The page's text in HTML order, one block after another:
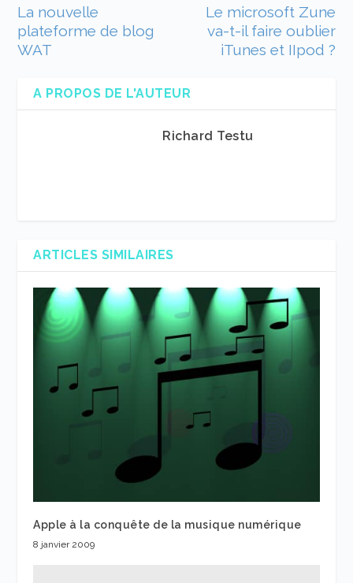
La nouvelle
plateforme de blog
WAT
Le microsoft Zune
va-t-il faire oublier
iTunes et IIpod ?
A PROPOS DE L'AUTEUR
Richard Testu
ARTICLES SIMILAIRES
Apple à la conquête de la musique numérique
8 janvier 2009